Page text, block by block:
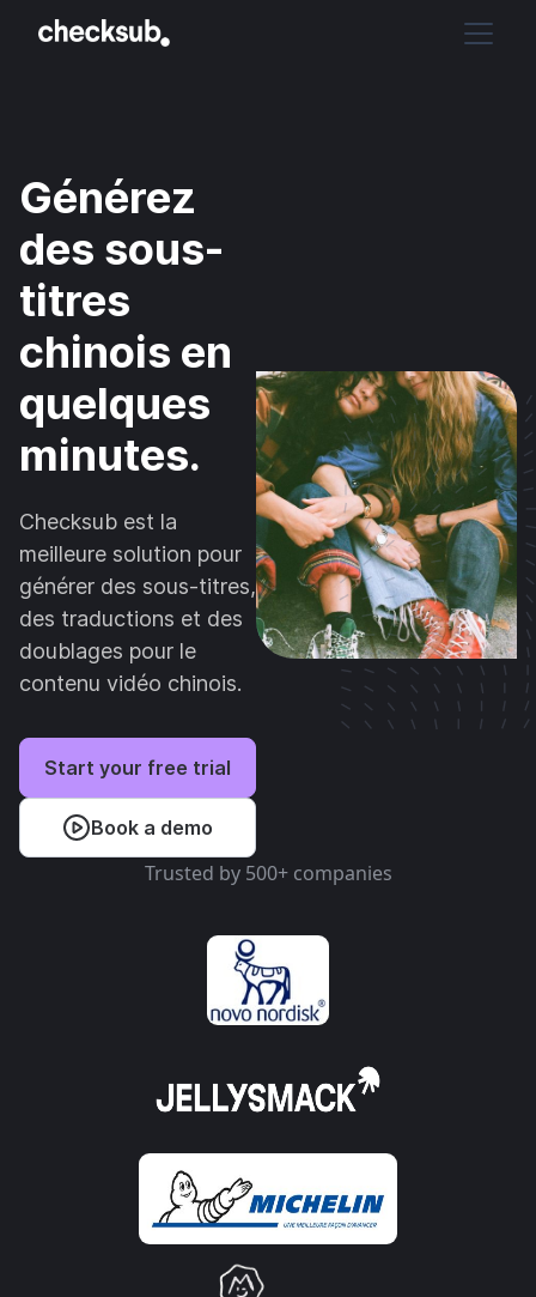
Générez
des sous-
titres
chinois en
quelques
minutes.
Checksub est la
meilleure solution pour
générer des sous-titres,
des traductions et des
doublages pour le
contenu vidéo chinois.
Book a demo
Start your free trial
Trusted by 500+ companies